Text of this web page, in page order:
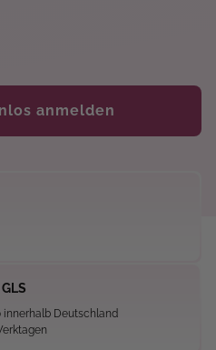
anmelden
innerhalb Deutschland